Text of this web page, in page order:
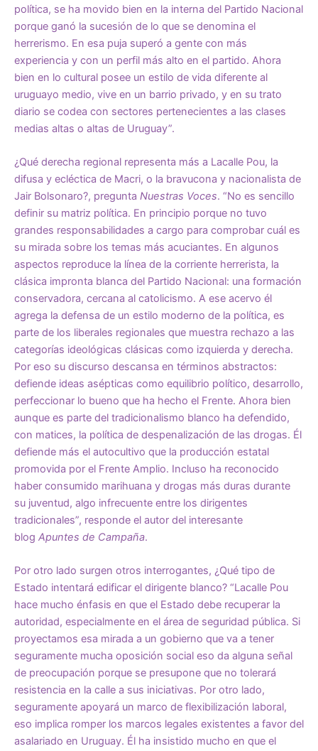
política, se ha movido bien en la interna del Partido Nacional
porque ganó la sucesión de lo que se denomina el
herrerismo. En esa puja superó a gente con más
experiencia y con un perfil más alto en el partido. Ahora
bien en lo cultural posee un estilo de vida diferente al
uruguayo medio, vive en un barrio privado, y en su trato
diario se codea con sectores pertenecientes a las clases
medias altas o altas de Uruguay”.
¿Qué derecha regional representa más a Lacalle Pou, la
difusa y ecléctica de Macri, o la bravucona y nacionalista de
Jair Bolsonaro?, pregunta Nuestras Voces. “No es sencillo
definir su matriz política. En principio porque no tuvo
grandes responsabilidades a cargo para comprobar cuál es
su mirada sobre los temas más acuciantes. En algunos
aspectos reproduce la línea de la corriente herrerista, la
clásica impronta blanca del Partido Nacional: una formación
conservadora, cercana al catolicismo. A ese acervo él
agrega la defensa de un estilo moderno de la política, es
parte de los liberales regionales que muestra rechazo a las
categorías ideológicas clásicas como izquierda y derecha.
Por eso su discurso descansa en términos abstractos:
defiende ideas asépticas como equilibrio político, desarrollo,
perfeccionar lo bueno que ha hecho el Frente. Ahora bien
aunque es parte del tradicionalismo blanco ha defendido,
con matices, la política de despenalización de las drogas. Él
defiende más el autocultivo que la producción estatal
promovida por el Frente Amplio. Incluso ha reconocido
haber consumido marihuana y drogas más duras durante
su juventud, algo infrecuente entre los dirigentes
tradicionales”, responde el autor del interesante
blog Apuntes de Campaña.
Por otro lado surgen otros interrogantes, ¿Qué tipo de
Estado intentará edificar el dirigente blanco? “Lacalle Pou
hace mucho énfasis en que el Estado debe recuperar la
autoridad, especialmente en el área de seguridad pública. Si
proyectamos esa mirada a un gobierno que va a tener
seguramente mucha oposición social eso da alguna señal
de preocupación porque se presupone que no tolerará
resistencia en la calle a sus iniciativas. Por otro lado,
seguramente apoyará un marco de flexibilización laboral,
eso implica romper los marcos legales existentes a favor del
asalariado en Uruguay. Él ha insistido mucho en que el